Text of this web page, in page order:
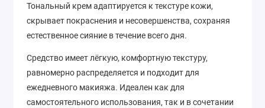
Тональный крем адаптируется к текстуре кожи,
скрывает покраснения и несовершенства, сохраняя
естественное сияние в течение всего дня.
Средство имеет лёгкую, комфортную текстуру,
равномерно распределяется и подходит для
ежедневного макияжа. Идеален как для
самостоятельного использования, так и в сочетании